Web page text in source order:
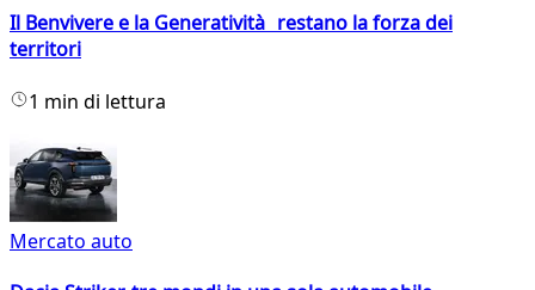
Il Benvivere e la Generatività restano la forza dei
territori
1 min di lettura
Mercato auto